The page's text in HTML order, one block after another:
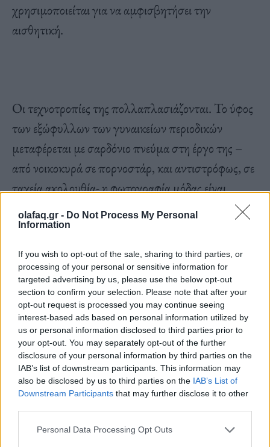
olafaq.gr - Do Not Process My Personal
Information
If you wish to opt-out of the sale, sharing to third parties, or
processing of your personal or sensitive information for
targeted advertising by us, please use the below opt-out
section to confirm your selection. Please note that after your
opt-out request is processed you may continue seeing
interest-based ads based on personal information utilized by
us or personal information disclosed to third parties prior to
your opt-out. You may separately opt-out of the further
disclosure of your personal information by third parties on the
IAB’s list of downstream participants. This information may
also be disclosed by us to third parties on the IAB’s List of
Downstream Participants that may further disclose it to other
Personal Data Processing Opt Outs
χρησιμοποιείται για να αμφισβητήσει την
αισθητική.
Οι τεχνοτροπίες της πολλαπλασιάζονται. Το ύφος
των εξώφυλλων των γυναικείων περιοδικών
μεταφέρεται με σαρδόνιο πνεύμα στη έργο της –
από νοικοκυρά σεπορνοστάρ, και αντιστρόφως, σε
ταχεία ακολουθία- η φωτογραφία μόδας είναι
αιχμηρά πασπαλισμένη, με τη Σέρμαν σε σικ πόζες
ηρωίδας, λευκή σαν σεντόνι με μάτια γεμάτα αίμα.
Το γεγονός ότι όλα αυτά επιτυγχάνονται με
μακιγιάζ καθίσταται περισσότερο ή λιγότερο
εμφανές. Στις πρόσφατες φωτογραφίες
ηλικιωμένων αστέρων του κινηματογράφου -μια
σχεδόν Αντζέλικα Χιούστον, μια σχεδόν Μπετ
Ντέιβις- τα ειδικά εφέ είναι εκτεθειμένα σε πλήρη
θέα. Διαφορετικά στόματα ζωγραφισμένα πάνω
στα δικά της βαριά καλυμμένα χείλη- φρύδια
σβησμένα και αντικατασταθεί από σαγηνευτικά